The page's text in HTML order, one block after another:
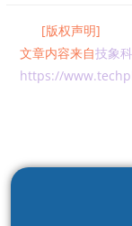
[版权声明]
文章内容来自技象
https://